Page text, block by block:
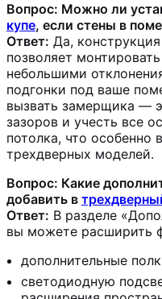
Вопрос: Можно ли
купе, если стены в
Ответ: Да,
позволяет
небольшими
подгонки под ваше
вызвать замерщика —
зазоров и учесть все
потолка, что
трехдверных моделей.
Вопрос: Какие
добавить в
Ответ: В разделе
вы можете расширить
дополнительные
светодиодную